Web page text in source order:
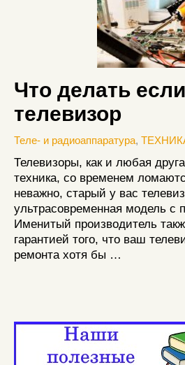
Что делать
телевизор
Теле- и радиоаппаратура,
Телевизоры, как и любая
техника, со временем
неважно, старый у вас
ультрасовременная модель с
Именитый производитель
гарантией того, что ваш
ремонта хотя бы …